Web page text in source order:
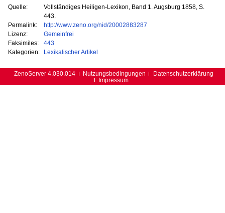
Quelle:
Vollständiges Heiligen-Lexikon, Band 1. Augsburg 1858, S.
443.
Permalink:
http://www.zeno.org/nid/20002883287
Lizenz:
Gemeinfrei
Faksimiles:
443
Kategorien:
Lexikalischer Artikel
ZenoServer 4.030.014 Nutzungsbedingungen
Datenschutzerklärung
Impressum